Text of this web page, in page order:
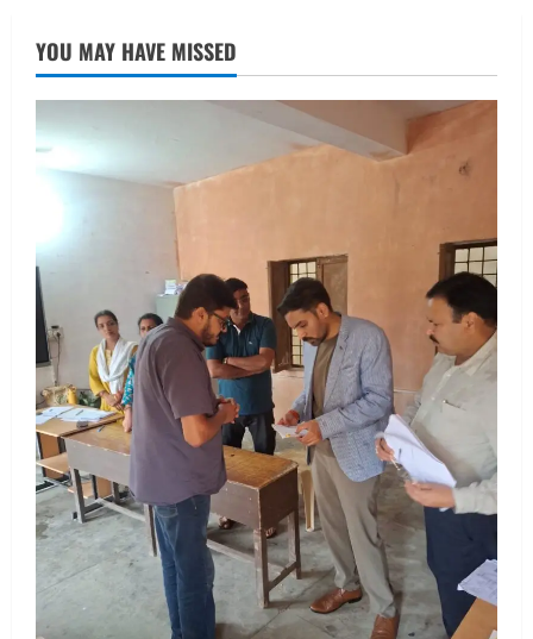
2
तीलू रौतेली पुरस्कार के लिए 13 वीरांगनाओं का
चयन : रेखा आर्या
August 6, 2026
UTTARAKHAND NEWS
मिस उत्तराखंड 2026 के सब-कॉन्टेस्ट ‘मिस
August 5, 2026
4
UTTARAKHAND NEWS
एमआईटी वर्ल्ड पीस यूनिवर्सिटी और जर्मनी के
बीएसबीआई के बीच समझौता; भारतीय छात्रों
को मिलेंगे वैश्विक अवसर
August 5, 2026
STATES NEWS
महाराज की राजस्थान के मुख्यमंत्री से
शिष्टाचार भेंट पर्यटन और सांस्कृतिक
गतिविधियों के विस्तार पर हुई चर्चा
August 4, 2026
YOU MAY HAVE MISSED